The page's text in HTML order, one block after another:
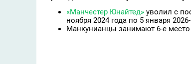
«Манчестер Юнайтед» уволил с
ноября 2024 года по 5 января
Манкунианцы занимают 6-е